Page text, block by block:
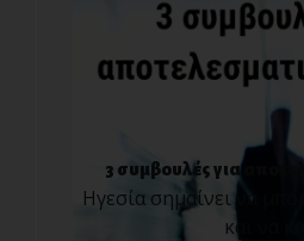
3 συμβουλές για
Ηγεσία σημαίνει να
και να